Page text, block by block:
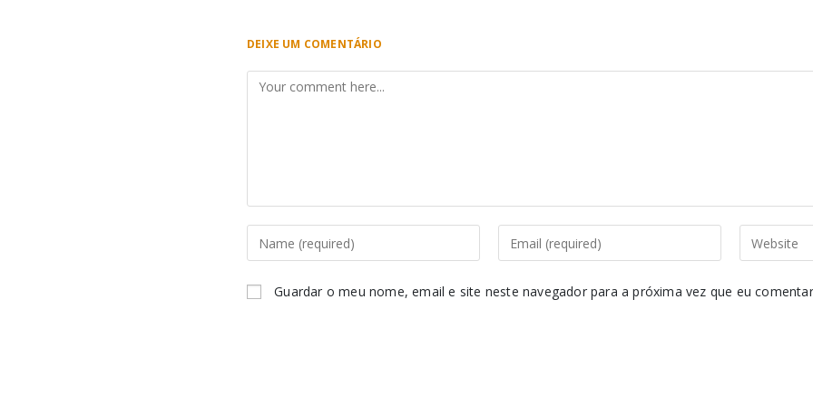
DEIXE UM COMENTÁRIO
Guardar o meu nome, email e site neste navegador para a próxima vez que eu